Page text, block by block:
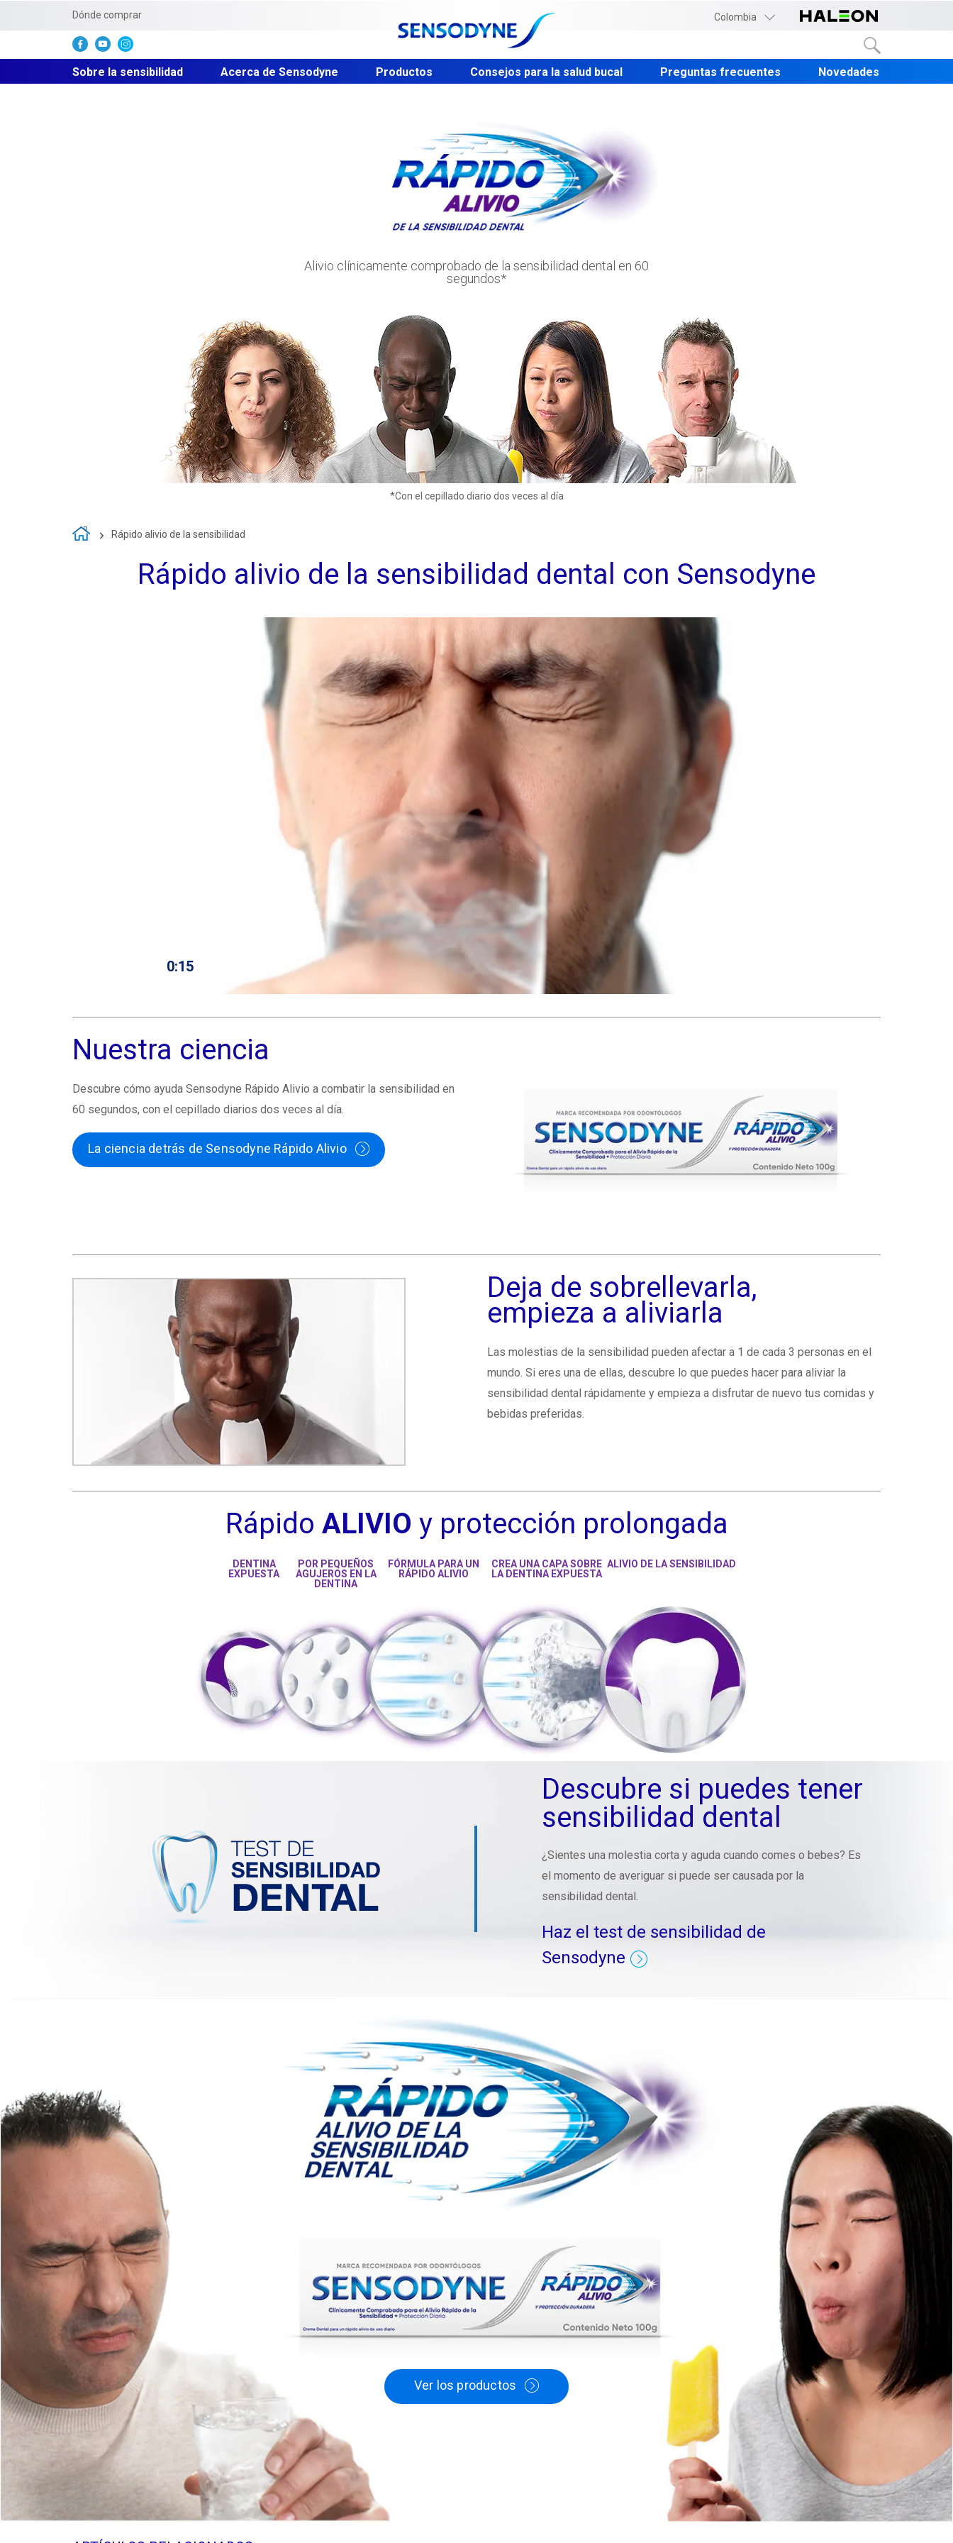
Dónde comprar Colombia
Sobre la sensibilidad Acerca de Sensodyne Productos Consejos para la salud bucal Preguntas frecuentes Novedades
Alivio clínicamente comprobado de la sensibilidad dental en 60
segundos*
*Con el cepillado diario dos veces al día
Rápido alivio de la sensibilidad
Rápido alivio de la sensibilidad dental con Sensodyne
0:15
Nuestra ciencia
Descubre cómo ayuda Sensodyne Rápido Alivio a combatir la sensibilidad en
60 segundos, con el cepillado diarios dos veces al día.
La ciencia detrás de Sensodyne Rápido Alivio
Deja de sobrellevarla,
empieza a aliviarla
Las molestias de la sensibilidad pueden afectar a 1 de cada 3 personas en el
mundo. Si eres una de ellas, descubre lo que puedes hacer para aliviar la
sensibilidad dental rápidamente y empieza a disfrutar de nuevo tus comidas y
bebidas preferidas.
Rápido ALIVIO y protección prolongada
DENTINA
EXPUESTA
POR PEQUEÑOS
AGUJEROS EN LA
DENTINA
FÓRMULA PARA UN
RÁPIDO ALIVIO
CREA UNA CAPA SOBRE
LA DENTINA EXPUESTA
ALIVIO DE LA SENSIBILIDAD
Descubre si puedes tener
sensibilidad dental
¿Sientes una molestia corta y aguda cuando comes o bebes? Es
el momento de averiguar si puede ser causada por la
sensibilidad dental.
Haz el test de sensibilidad de
Sensodyne
Ver los productos